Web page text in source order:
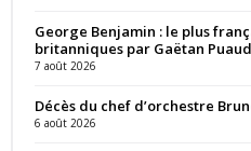
George Benjamin : le plus
britanniques par Gaëtan Puaud
7 août 2026
Décès du chef d’orchestre
6 août 2026